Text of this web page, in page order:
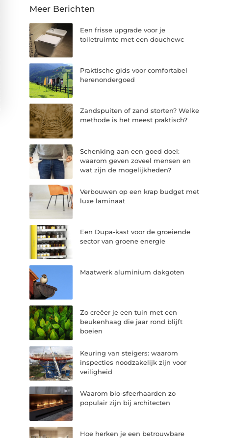
Meer Berichten
Een frisse upgrade voor je
toiletruimte met een douchewc
Praktische gids voor comfortabel
herenondergoed
Zandspuiten of zand storten? Welke
methode is het meest praktisch?
Schenking aan een goed doel:
waarom geven zoveel mensen en
wat zijn de mogelijkheden?
Verbouwen op een krap budget met
luxe laminaat
Een Dupa-kast voor de groeiende
sector van groene energie
Maatwerk aluminium dakgoten
Zo creëer je een tuin met een
beukenhaag die jaar rond blijft
boeien
Keuring van steigers: waarom
inspecties noodzakelijk zijn voor
veiligheid
Waarom bio-sfeerhaarden zo
populair zijn bij architecten
Hoe herken je een betrouwbare